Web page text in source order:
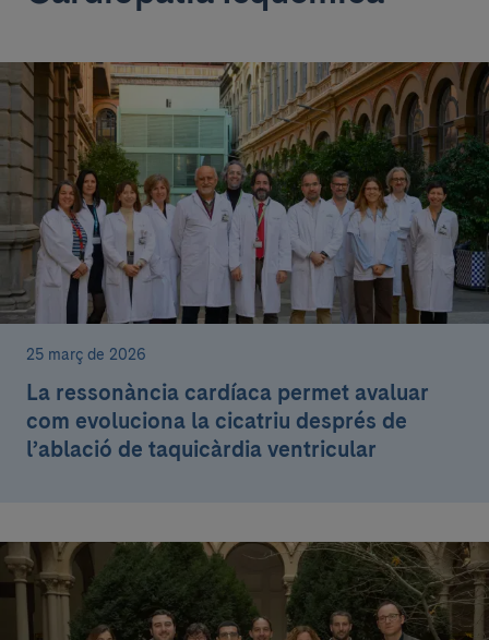
25 març de 2026
La ressonància cardíaca permet avaluar
com evoluciona la cicatriu després de
l’ablació de taquicàrdia ventricular